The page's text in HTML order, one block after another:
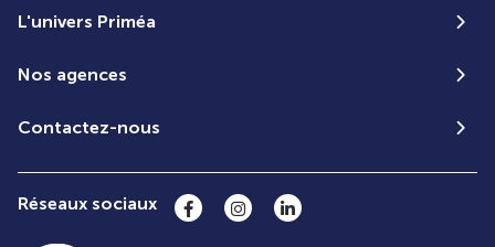
L'univers Priméa
Nos agences
Contactez-nous
Réseaux sociaux